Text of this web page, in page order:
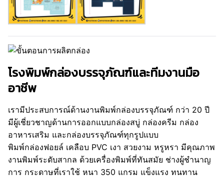
โรงพิมพ์กล่องบรรจุภัณฑ์และทีมงานมือ
อาชีพ
เรามีประสบการณ์ด้านงานพิมพ์กล่องบรรจุภัณฑ์ กว่า 20 ปี
มีผู้เชี่ยวชาญด้านการออกแบบกล่องสบู่ กล่องครีม กล่อง
อาหารเสริม และกล่องบรรจุภัณฑ์ทุกรูปแบบ
พิมพ์กล่องฟอยล์ เคลือบ PVC เงา สวยงาม หรูหรา มีคุณภาพ
งานพิมพ์ระดับสากล ด้วยเครื่องพิมพ์ที่ทันสมัย ช่างผู้ชำนาญ
การ กระดาษที่เราใช้ หนา 350 แกรม แข็งแรง ทนทาน